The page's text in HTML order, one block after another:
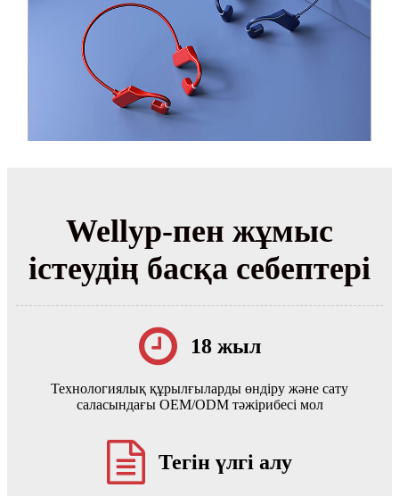
Wellyp-пен жұмыс
істеудің басқа себептері
18 жыл
Технологиялық құрылғыларды өндіру және сату
саласындағы OEM/ODM тәжірибесі мол
Тегін үлгі алу